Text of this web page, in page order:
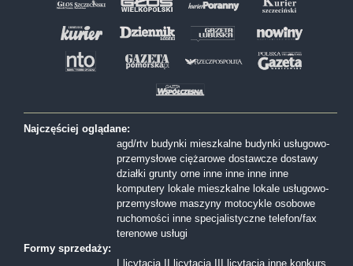
Najczęściej oglądane:
agd/rtv budynki mieszkalne budynki usługowo-
przemysłowe ciężarowe dostawcze dostawy
działki grunty orne inne inne inne inne
komputery lokale mieszkalne lokale usługowo-
przemysłowe maszyny motocykle osobowe
ruchomości inne specjalistyczne telefon/fax
terenowe usługi
Formy sprzedaży:
I licytacja
II licytacja III licytacja inne konkurs